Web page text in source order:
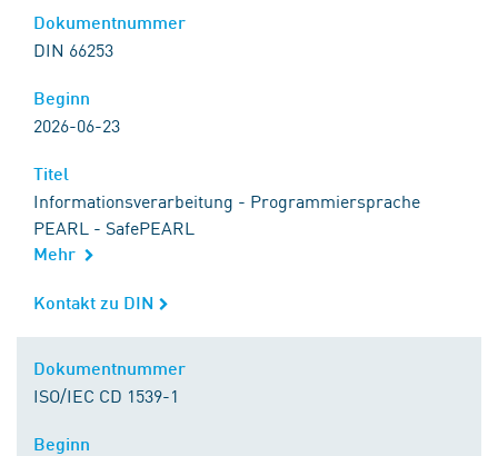
Dokumentnummer
DIN 66253
Beginn
2026-06-23
Titel
Informationsverarbeitung - Programmiersprache
PEARL - SafePEARL
Mehr
Kontakt zu DIN
Kontakt zu DIN
Dokumentnummer
ISO/IEC CD 1539-1
Beginn